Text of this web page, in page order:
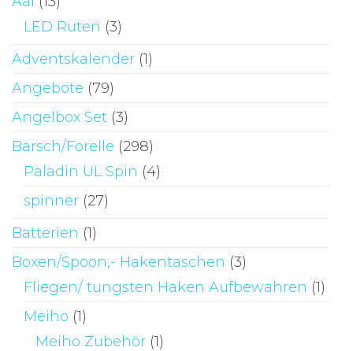
LED Ruten (3)
Adventskalender (1)
Angebote (79)
Angelbox Set (3)
Barsch/Forelle (298)
Paladin UL Spin (4)
spinner (27)
Batterien (1)
Boxen/Spoon,- Hakentaschen (3)
Fliegen/ tungsten Haken Aufbewahren (1)
Meiho (1)
Meiho Zubehör (1)